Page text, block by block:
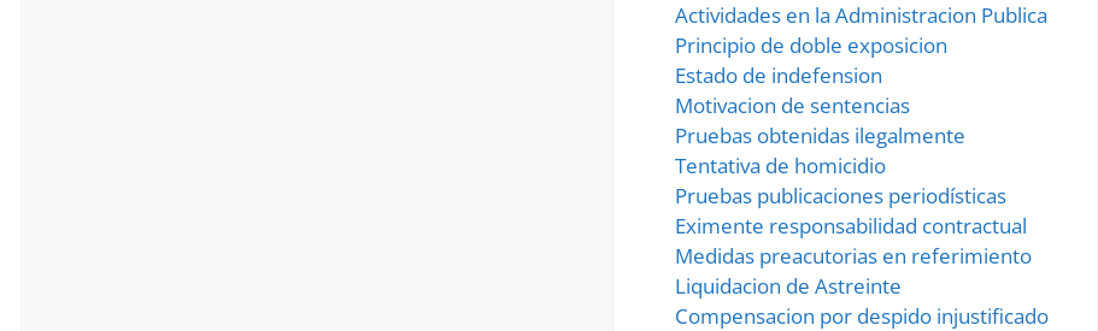
Actividades en la Administracion Publica
Principio de doble exposicion
Estado de indefension
Motivacion de sentencias
Pruebas obtenidas ilegalmente
Tentativa de homicidio
Pruebas publicaciones periodísticas
Eximente responsabilidad contractual
Medidas preacutorias en referimiento
Liquidacion de Astreinte
Compensacion por despido injustificado